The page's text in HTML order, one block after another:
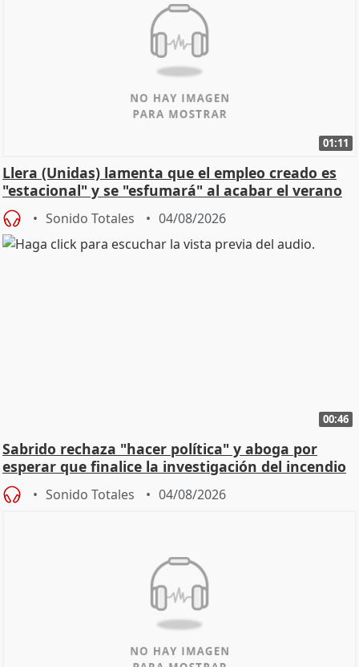
01:11
Llera (Unidas) lamenta que el empleo creado es
"estacional" y se "esfumará" al acabar el verano
Sonido Totales 04/08/2026
00:46
Sabrido rechaza "hacer política" y aboga por
esperar que finalice la investigación del incendio
Sonido Totales 04/08/2026